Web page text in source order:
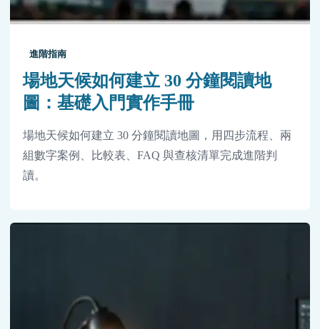
進階指南
場地天候如何建立 30 分鐘閱讀地
圖：基礎入門實作手冊
場地天候如何建立 30 分鐘閱讀地圖，用四步流程、兩
組數字案例、比較表、FAQ 與查核清單完成進階判
讀。